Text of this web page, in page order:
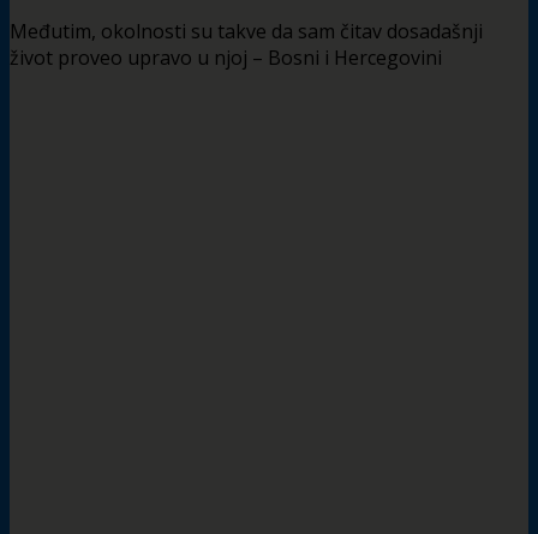
Međutim, okolnosti su takve da sam čitav dosadašnji
život proveo upravo u njoj – Bosni i Hercegovini